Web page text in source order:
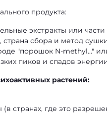
продукта:
экстракты или
страна сбора и метод
"порошок N-methyl..."
пиков и спадов
растений:
странах, где это